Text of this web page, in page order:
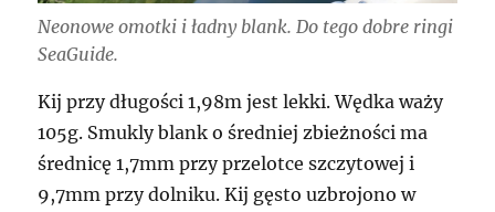
Neonowe omotki i ładny blank. Do tego dobre ringi
SeaGuide.
Kij przy długości 1,98m jest lekki. Wędka waży
105g. Smukly blank o średniej zbieżności ma
średnicę 1,7mm przy przelotce szczytowej i
9,7mm przy dolniku. Kij gęsto uzbrojono w